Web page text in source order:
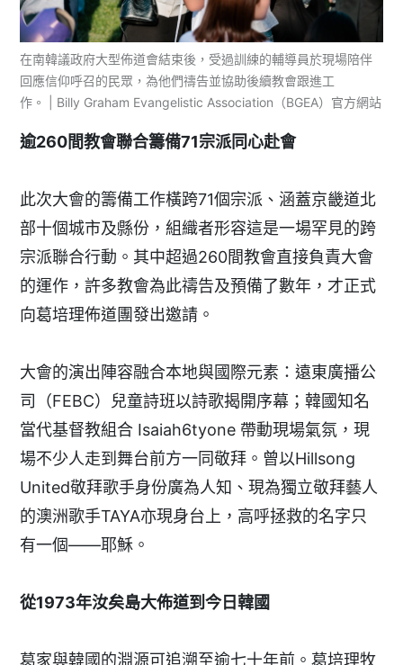
在南韓議政府大型佈道會結束後，受過訓練的輔導員於現場陪伴
回應信仰呼召的民眾，為他們禱告並協助後續教會跟進工
作。 | Billy Graham Evangelistic Association（BGEA）官方網站
逾260間教會聯合籌備71宗派同心赴會
此次大會的籌備工作橫跨71個宗派、涵蓋京畿道北
部十個城市及縣份，組織者形容這是一場罕見的跨
宗派聯合行動。其中超過260間教會直接負責大會
的運作，許多教會為此禱告及預備了數年，才正式
向葛培理佈道團發出邀請。
大會的演出陣容融合本地與國際元素：遠東廣播公
司（FEBC）兒童詩班以詩歌揭開序幕；韓國知名
當代基督教組合 Isaiah6tyone 帶動現場氣氛，現
場不少人走到舞台前方一同敬拜。曾以Hillsong
United敬拜歌手身份廣為人知、現為獨立敬拜藝人
的澳洲歌手TAYA亦現身台上，高呼拯救的名字只
有一個——耶穌。
從1973年汝矣島大佈道到今日韓國
葛家與韓國的淵源可追溯至逾七十年前。葛培理牧